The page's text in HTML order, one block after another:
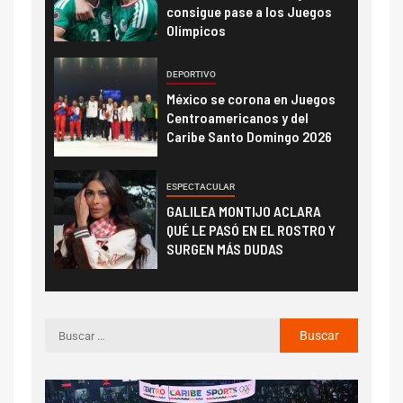
consigue pase a los Juegos
Olímpicos
DEPORTIVO
México se corona en Juegos
Centroamericanos y del
Caribe Santo Domingo 2026
ESPECTACULAR
GALILEA MONTIJO ACLARA
QUÉ LE PASÓ EN EL ROSTRO Y
SURGEN MÁS DUDAS